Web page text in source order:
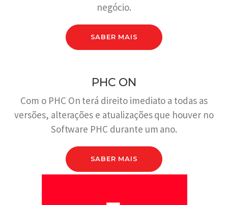
negócio.
SABER MAIS
PHC ON
Com o PHC On terá direito imediato a todas as
versões, alterações e atualizações que houver no
Software PHC durante um ano.
SABER MAIS